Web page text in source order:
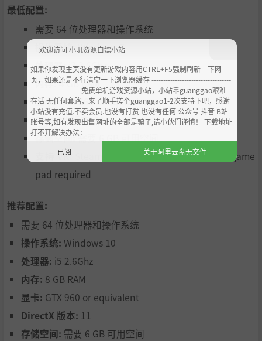
合之中。
沉浸式VR
我们一直在努力为您带来最优秀的VR游戏。戴上头戴式显示
器，体验前所未有过的3D感和距离感，你就会知道哪里才是
真正的巅峰，且拥有全新的控制感。 VR支持为可选功能
操控性
以800公里/小时的速度参与竞速时，操控性将会是最重要的
一项体验。《红视》拥有源自四轴飞行器和真实磁力的可靠
的物理机制。我们研究出了次世代的反重力操控性。你在面
对转角的时候可以无需减速，但你必须做好准备并使出浑身
具会让你对飞船的性能拥有更好的控制力。你必须先对你的
飞船拥有十足的掌控力，才能向更高端的赛道发起冲刺。
繁华的Discord社区
无论你是个休闲多人游戏比赛爱好者，或者只是想在休息时
间聊聊天，官方Discord服务器都在等待着你：
ord.me/redout！加入我们的社区，你可以了解到那些帮我
们打造了《红视》传说和生态系统的人和事，获得关于开发
的独家信息，以及抢先了解到《红视》宇宙中将会发生的一
最低配置:
需要 64 位处理器和操作系统
操作系统:Windows 7
处理器:i3 2.6Ghz
内存:4 GB RAM
显卡:GTX 560 or equivalent
DirectX 版本:11
存储空间:需要 6 GB 可用空间
支持 VR:
SteamVR or Oculus PC. Keyboard or game
pad required
推荐配置:
需要 64 位处理器和操作系统
操作系统: Windows 10
处理器: i5 2.6Ghz
内存: 8 GB RAM
显卡: GTX 960 or equivalent
DirectX 版本: 11
存储空间: 需要 6 GB 可用空间
欢迎访问 小叽资源白嫖小站
如果你发现主页没有更新游戏内容用CTRL+F5强制刷新一下网
页，如果还是不行清空一下浏览器缓存 ----------------------------------
--------------------- 免费单机游戏资源小站，小站靠guanggao艰难
存活 无任何套路，来了顺手搓个guanggao1-2次支持下吧，感谢
小站没有充值.不卖会员.也没有打赏 也没有任何 公众号 抖音 B站
账号等,如有发现出售网址的全部是骗子,请小伙们谨慎！ 下载地址
打不开解决办法：
已阅
关于阿里云盘无文件